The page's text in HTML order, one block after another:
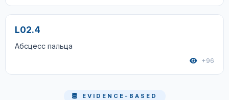
L02.4
Абсцесс пальца
+96
EVIDENCE-BASED